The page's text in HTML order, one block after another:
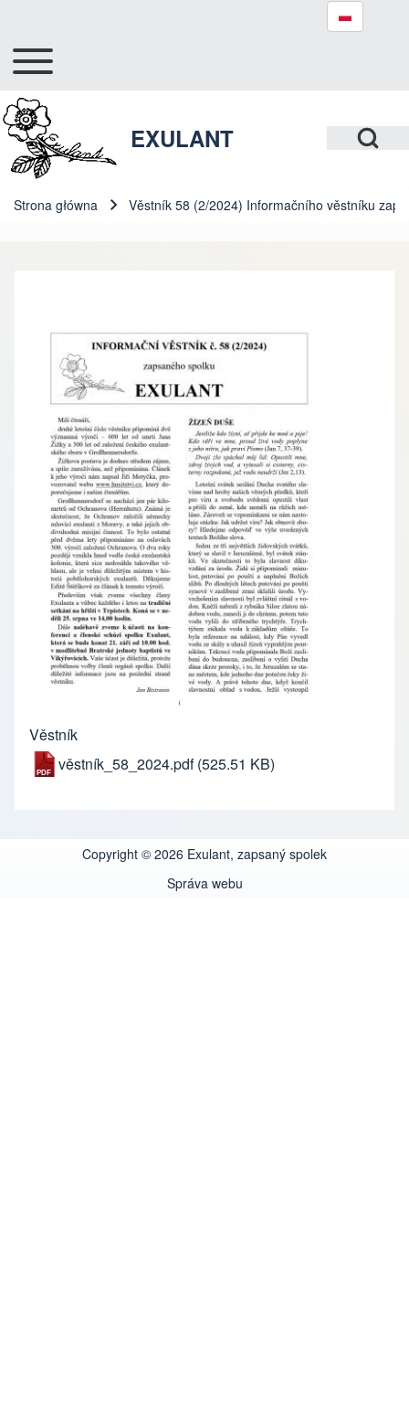
Close search
Hlavní navigace
Toggle main menu
Open Search
EXULANT
Ścieżka nawigacyjna
Strona główna Věstník 58 (2/2024) Informačního věstníku
Věstník
věstník_58_2024.pdf (525.51 KB)
Copyright © 2026 Exulant, zapsaný spolek
Správa webu